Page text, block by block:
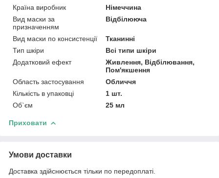
Країна виробник
Німеччина
Вид маски за
призначенням
Відбілююча
Вид маски по консистенції
Тканинні
Тип шкіри
Всі типи шкіри
Додатковий ефект
Живлення, Відбілювання,
Пом'якшення
Область застосування
Обличчя
Кількість в упаковці
1 шт.
Об`єм
25 мл
Приховати
Умови доставки
Доставка здійснюється тільки по передоплаті.